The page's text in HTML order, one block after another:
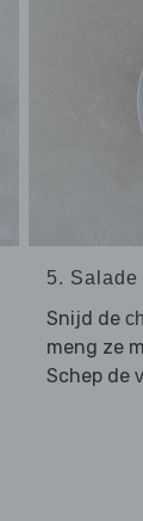
5. Salade
Snijd de
meng ze
Schep de